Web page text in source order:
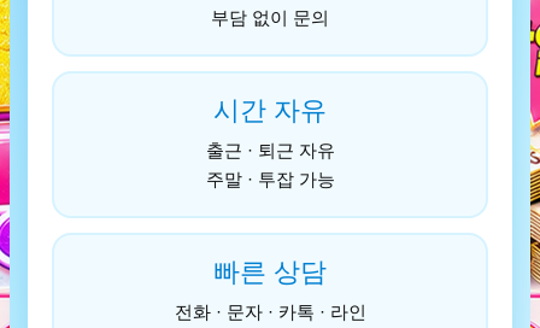
부담 없이 문의
시간 자유
출근 · 퇴근 자유
주말 · 투잡 가능
빠른 상담
전화 · 문자 · 카톡 · 라인